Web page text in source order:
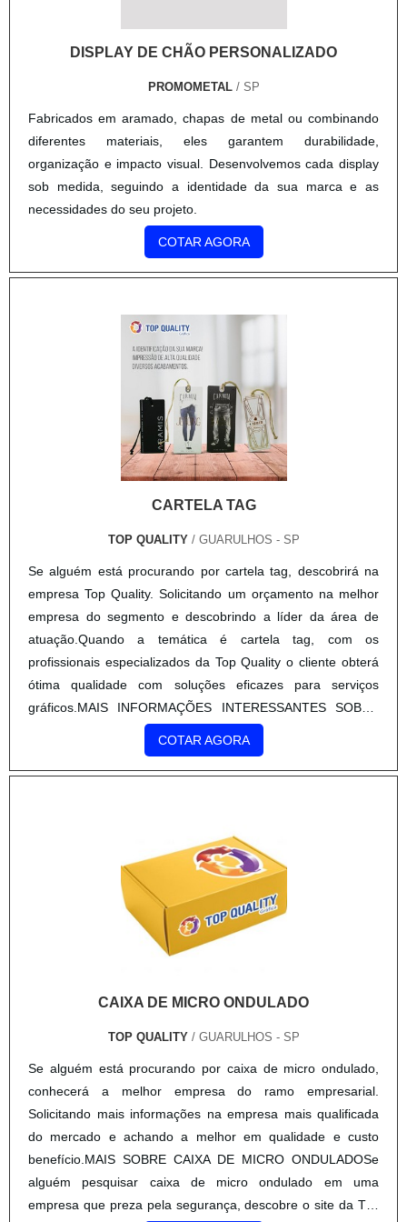
equipamentos de última geração. Esses fatores, somados a
um time com equipe multidisciplinar de consultores
DISPLAY DE CHÃO PERSONALIZADO
PROMOMETAL/ SP
Fabricados em aramado, chapas de metal ou combinando
diferentes materiais, eles garantem durabilidade,
organização e impacto visual. Desenvolvemos cada display
sob medida, seguindo a identidade da sua marca e as
necessidades do seu projeto.
COTAR AGORA
CARTELA TAG
TOP QUALITY/ GUARULHOS - SP
Se alguém está procurando por cartela tag, descobrirá na
empresa Top Quality. Solicitando um orçamento na melhor
empresa do segmento e descobrindo a líder da área de
atuação.Quando a temática é cartela tag, com os
profissionais especializados da Top Quality o cliente obterá
ótima qualidade com soluções eficazes para serviços
gráficos.MAIS INFORMAÇÕES INTERESSANTES SOBRE
CARTELA TAGA Top Quality foca seus recursos em
proporcionar para os parceiros uma estrutura com escritório
de alta qualidade onde são realizadas as atividades e
maneiras eficientes de uma empresa demonstrar
competência, excelência e destaque em sua área de
atuação. A Top Quality se mostra referência por ter:
Soluções eficazes para serviços gráficos; Treinamentos
internos para aprimoração dos produtos e serviços;
Estrutura verticalizada com todos os processos de
produtos dentro das especificações do cliente.Ainda focando
mesma deve prezar pelos produtos e serviços com ótima
qualidade e proteção, pequenos detalhes, mas de grande
valia para saber a procedência e seriedade da
empresa.Tudo isso que já foi explorado é a razão pela qual
a Top Quality é uma empresa comprometida com seus
serviços quando falamos de empresas do segmento de
gráfico de tags e embalagens. A empresa busca sempre a
melhor opção para o cliente final.REFERÊNCIA DE
COTAR AGORA
CAIXA DE MICRO ONDULADO
TOP QUALITY/ GUARULHOS - SP
Se alguém está procurando por caixa de micro ondulado,
conhecerá a melhor empresa do ramo empresarial.
Solicitando mais informações na empresa mais qualificada
do mercado e achando a melhor em qualidade e custo
benefício.MAIS SOBRE CAIXA DE MICRO ONDULADOSe
alguém pesquisar caixa de micro ondulado em uma
empresa que preza pela segurança, descobre o site da Top